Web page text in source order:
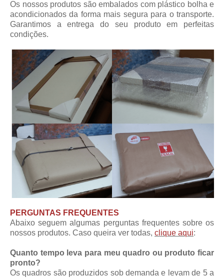
Os nossos produtos são embalados com plástico bolha e
acondicionados da forma mais segura para o transporte.
Garantimos a entrega do seu produto em perfeitas
condições.
PERGUNTAS FREQUENTES
Abaixo seguem algumas perguntas frequentes sobre os
nossos produtos. Caso queira ver todas, clique aqui:
Quanto tempo leva para meu quadro ou produto ficar
pronto?
Os quadros são produzidos sob demanda e levam de 5 a